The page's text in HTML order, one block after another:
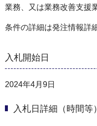
業務、又は業務改善支援
条件の詳細は発注情報詳
入札開始日
2024年4月9日
入札日詳細（時間等）